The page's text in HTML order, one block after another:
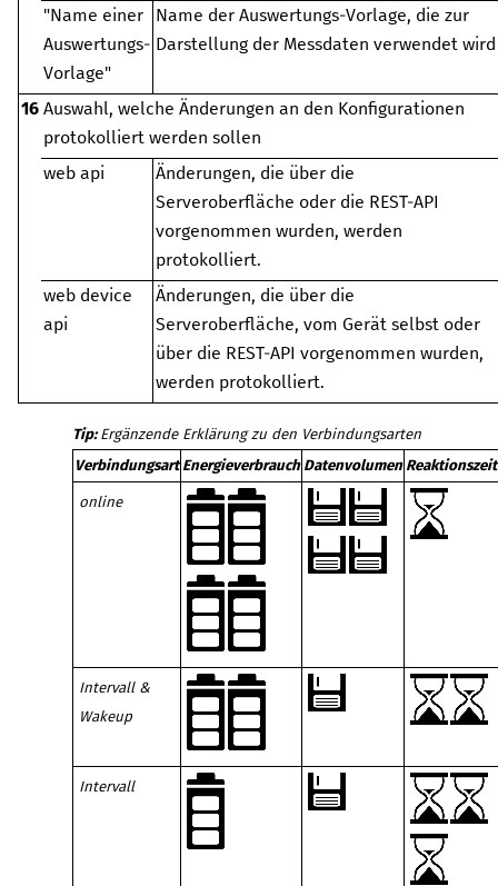
"Name einer
Auswertungs-
Vorlage"
Name der Auswertungs-Vorlage, die zur
Darstellung der Messdaten verwendet wird
16 Auswahl, welche Änderungen an den Konfigurationen
protokolliert werden sollen
web api
Änderungen, die über die
Serveroberfläche oder die REST-API
vorgenommen wurden, werden
protokolliert.
web device
api
Änderungen, die über die
Serveroberfläche, vom Gerät selbst oder
über die REST-API vorgenommen wurden,
werden protokolliert.
Tip:Ergänzende Erklärung zu den Verbindungsarten
Verbindungsart Energieverbrauch Datenvolumen Reaktionszeit
online
Intervall &
Wakeup
Intervall